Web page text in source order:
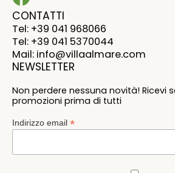
CONTATTI
Tel: +39 041 968066
Tel: +39 041 5370044
Mail: info@villaalmare.com
NEWSLETTER
Non perdere nessuna novità! Ricevi
promozioni prima di tutti
Indirizzo email *